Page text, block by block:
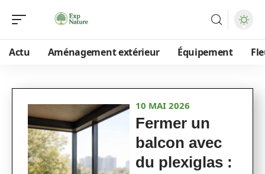
Actu Aménagement extérieur Équipement
10 MAI 2026
Fermer un
balcon avec
du plexiglas :